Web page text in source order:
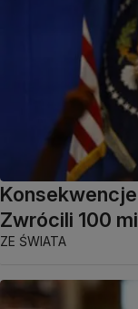
Zwrócili 100
ZE ŚWIATA